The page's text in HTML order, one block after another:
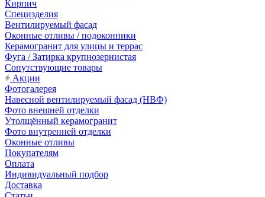
Кирпич
Специзделия
Вентилируемый фасад
Оконные отливы / подоконники
Керамогранит для улицы и террас
Фуга / Затирка крупнозернистая
Сопутствующие товары
Акции
Фотогалерея
Навесной вентилируемый фасад (НВФ)
Фото внешней отделки
Утолщённый керамогранит
Фото внутренней отделки
Оконные отливы
Покупателям
Оплата
Индивидуальный подбор
Доставка